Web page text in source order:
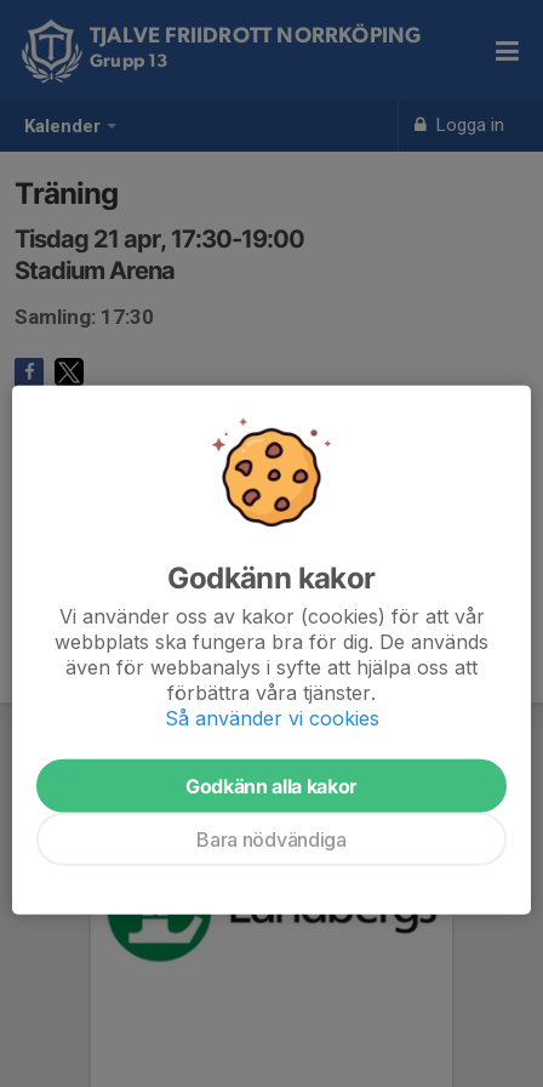
Kalender Logga in
TJALVE FRIIDROTT NORRKÖPING
Grupp 13
Träning
Tisdag 21 apr, 17:30-19:00
Stadium Arena
Samling: 17:30
Godkänn kakor
Vi använder oss av kakor (cookies) för att vår
webbplats ska fungera bra för dig. De används
även för webbanalys i syfte att hjälpa oss att
förbättra våra tjänster.
Så använder vi cookies
Godkänn alla kakor
Bara nödvändiga